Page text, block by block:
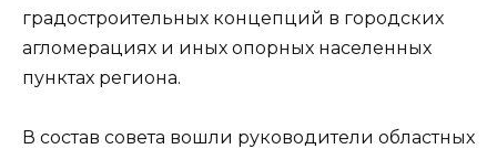
градостроительных концепций в городских
агломерациях и иных опорных населенных
пунктах региона.
В состав совета вошли руководители областных